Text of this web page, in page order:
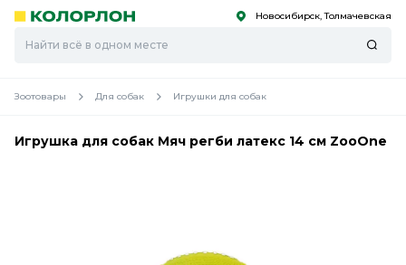
Скоро
Скоро Новосибирск, Толмачевская
Зоотовары Для собак Игрушки для собак
Игрушка для собак Мяч регби латекс 14 см ZooOne